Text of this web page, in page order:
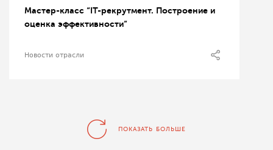
Мастер-класс “IT-рекрутмент. Построение и
оценка эффективности”
Новости отрасли
ПОКАЗАТЬ БОЛЬШЕ